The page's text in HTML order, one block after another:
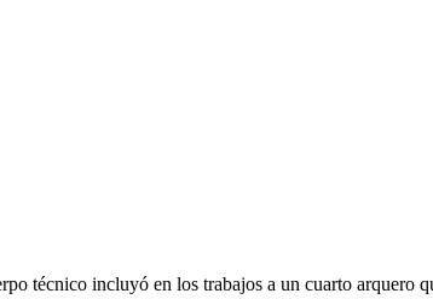
técnico incluyó en los trabajos a un cuarto arquero